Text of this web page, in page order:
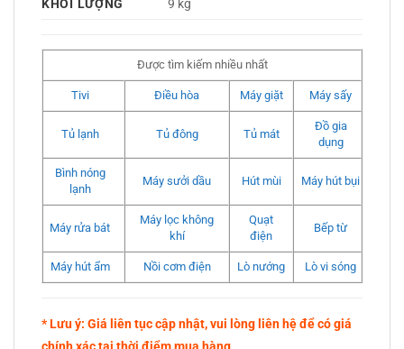
KHỔI LƯỢNG
9 kg
Được tìm kiếm nhiều nhất
Tivi Điều hòa Máy giặt Máy sấy
Tủ lạnh Tủ đông Tủ mát
Đồ gia
dụng
Bình nóng
lạnh
Máy sưởi dầu Hút mùi Máy hút bụi
Máy rửa bát
Máy lọc không
khí
Quạt
điện
Bếp từ
Máy hút ẩm Nồi cơm điện Lò nướng Lò vi sóng
* Lưu ý: Giá liên tục cập nhật, vui lòng liên hệ để có giá